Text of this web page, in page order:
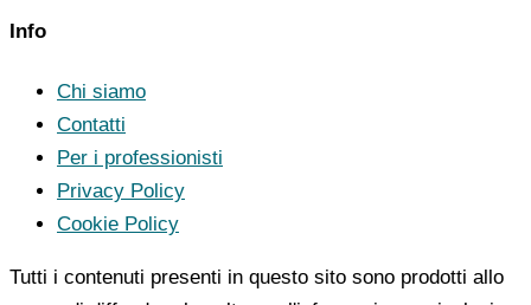
Info
Chi siamo
Contatti
Per i professionisti
Privacy Policy
Cookie Policy
Tutti i contenuti presenti in questo sito sono prodotti allo